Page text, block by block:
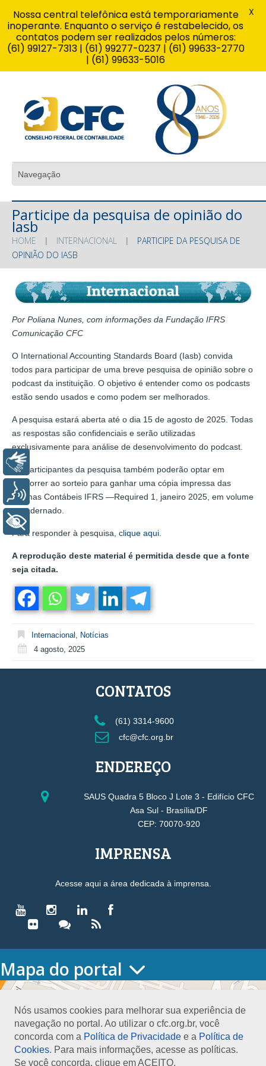
Participe da pesquisa de opinião do
Iasb
HOME INTERNACIONAL
PARTICIPE DA PESQUISA DE
OPINIÃO DO IASB
Por Poliana Nunes, com informações da Fundação IFRS
Comunicação CFC
O International Accounting Standards Board (Iasb) convida
todos para participar de uma breve pesquisa de opinião sobre o
podcast da instituição. O objetivo é entender como os podcasts
estão sendo usados e como podem ser melhorados.
A pesquisa estará aberta até o dia 15 de agosto de 2025. Todas
as respostas são confidenciais e serão utilizadas
exclusivamente para análise de desenvolvimento do podcast.
Os participantes da pesquisa também poderão optar em
concorrer ao sorteio para ganhar uma cópia impressa das
Normas Contábeis IFRS —Required 1, janeiro 2025, em volume
encadernado.
Para responder à pesquisa, clique aqui.
A reprodução deste material é permitida desde que a fonte
seja citada.
Internacional , Notícias
4 agosto, 2025
Nós usamos cookies para melhorar sua experiência de
navegação no portal. Ao utilizar o cfc.org.br, você
concorda com a Política de Privacidade e a Política de
Cookies. Para mais informações, acesse as políticas.
Se você concorda, clique em ACEITO.
CONTATOS
(61) 3314-9600
cfc@cfc.org.br
ENDEREÇO
SAUS Quadra 5 Bloco J Lote 3 - Edifício CFC
Asa Sul - Brasília/DF
CEP: 70070-920
IMPRENSA
Acesse aqui a área dedicada à imprensa.
Mapa do portal
HOME
Conselho Diretor
Nossa Sede
Planejamento
Organograma
Nossa central telefônica está temporariamente
inoperante. Enquanto o serviço é restabelecido, os
contatos podem ser realizados pelos números:
(61) 99127-7313 | (61) 99277-0237 | (61) 99633-2770
| (61) 99633-5016
X
Voz